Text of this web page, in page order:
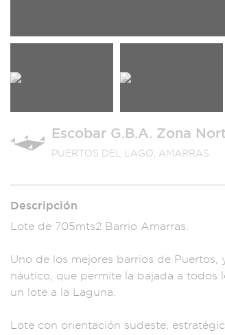
Escobar G.B.A. Zona
PUERTOS DEL LAGO, AMARRAS
Descripción
Lote de 705mts2 Barrio Amarras.
Uno de los mejores barrios de Puertos,
náutico, que permite la bajada a todos
un lote a la L aguna.
Lote con orientación sudeste, est